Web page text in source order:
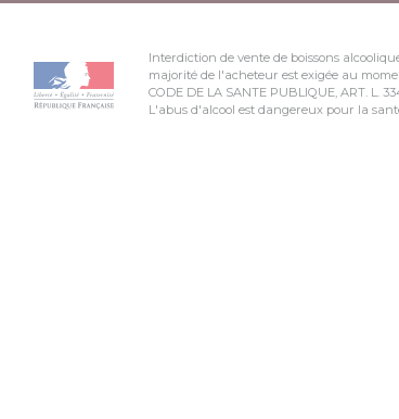
Interdiction de vente de boissons
majorité de l'acheteur est exigée au
CODE DE LA SANTE PUBLIQUE, ART. L.
L'abus d'alcool est dangereux pour la